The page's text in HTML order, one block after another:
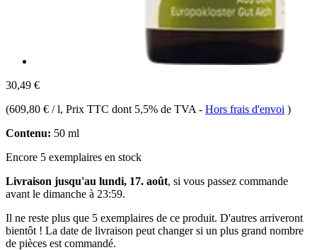
30,49 €
(609,80 € / l, Prix TTC dont 5,5% de TVA - Hors frais d'envoi )
Contenu: 50 ml
Encore 5 exemplaires en stock
Livraison jusqu'au lundi, 17. août, si vous passez commande
avant le dimanche à 23:59.
Il ne reste plus que 5 exemplaires de ce produit. D'autres arriveront
bientôt ! La date de livraison peut changer si un plus grand nombre
de pièces est commandé.